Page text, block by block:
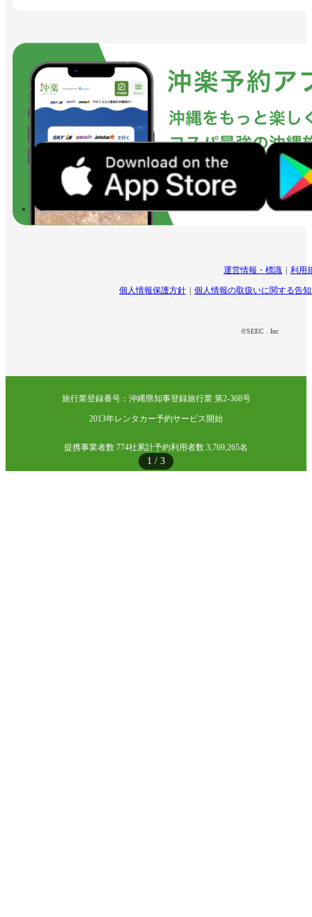
1 / 3
運営情報・標識 利用
個人情報保護方針 個人情報の取扱いに関する告
©SEEC . Inc
旅行業登録番号：沖縄県知事登録旅行業 第2-368号
2013年レンタカー予約サービス開始
提携事業者数 774社累計予約利用者数 3,769,265名